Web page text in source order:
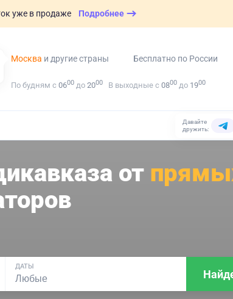
уже в продаже Подробнее
Москва и другие страны Бесплатно по России
По будням с 0600 до 2000 В выходные с 0800 до 1900
Давайте
дружить:
от
ДАТЫ